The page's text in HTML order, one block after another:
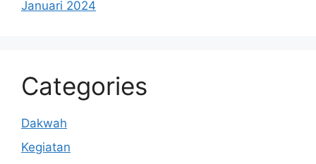
Januari 2024
Categories
Dakwah
Kegiatan